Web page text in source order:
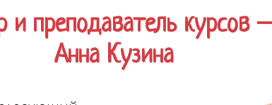
и преподаватель курсов
Анна Кузина